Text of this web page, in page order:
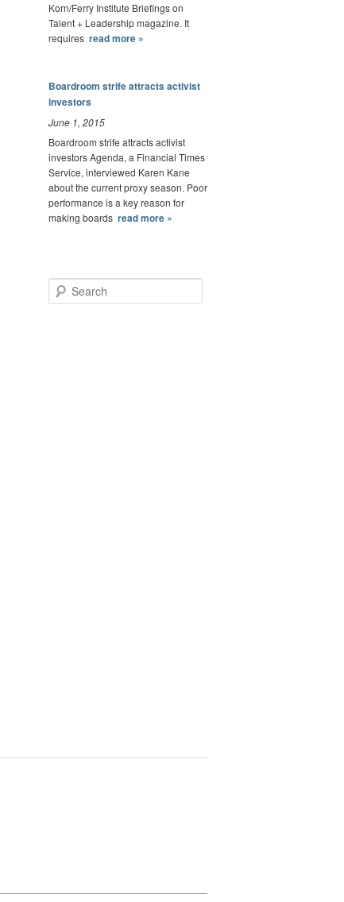
Korn/Ferry Institute Briefings on
Talent + Leadership magazine. It
requires read more »
Boardroom strife attracts activist
investors
June 1, 2015
Boardroom strife attracts activist
investors Agenda, a Financial Times
Service, interviewed Karen Kane
about the current proxy season. Poor
performance is a key reason for
making boards read more »
Search